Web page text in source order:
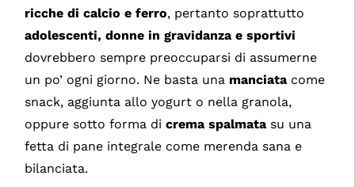
ricche di calcio e ferro, pertanto soprattutto
adolescenti, donne in gravidanza e sportivi
dovrebbero sempre preoccuparsi di assumerne
un po’ ogni giorno. Ne basta una manciata come
snack, aggiunta allo yogurt o nella granola,
oppure sotto forma dicrema spalmata su una
fetta di pane integrale come merenda sana e
bilanciata.